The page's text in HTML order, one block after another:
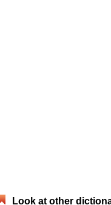
Look at other